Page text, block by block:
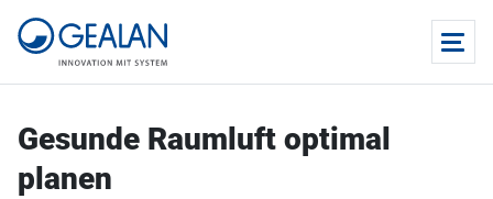
Gesunde Raumluft optimal
planen